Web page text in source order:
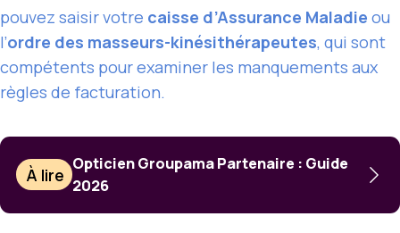
pouvez saisir votre caisse d’Assurance Maladie ou
l’ordre des masseurs-kinésithérapeutes, qui sont
compétents pour examiner les manquements aux
règles de facturation.
À lire
Opticien Groupama Partenaire : Guide
2026